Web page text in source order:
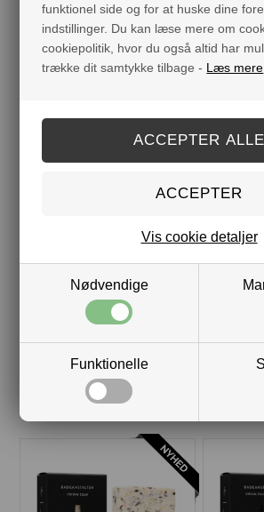
funktionel side og for at huske dine
indstillinger. Du kan læse mere om
cookiepolitik, hvor du også altid har
trække dit samtykke tilbage - Læs mere
Nødvendige
Funktionelle
Vis cookie detaljer
Måske er du også interesseret i
FLYDENDE SÆBE - HVID
THE
DKK 119,00
Kunder købte også